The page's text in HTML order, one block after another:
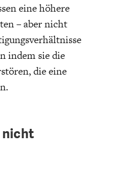
eine höhere
– aber nicht
indem sie die
die eine
nicht